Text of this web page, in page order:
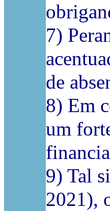
7)
de
8) Em
um
9) Tal
2021),